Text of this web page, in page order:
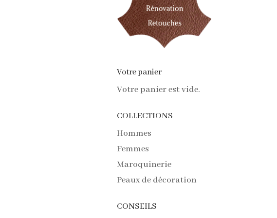
Votre panier
Votre panier est vide.
COLLECTIONS
Hommes
Femmes
Maroquinerie
Peaux de décoration
CONSEILS